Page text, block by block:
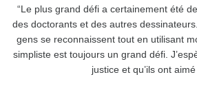
“Le plus grand défi a certainement été
des doctorants et des autres
gens se reconnaissent tout en utilisant
simpliste est toujours un grand défi.
justice et qu’ils ont aimé